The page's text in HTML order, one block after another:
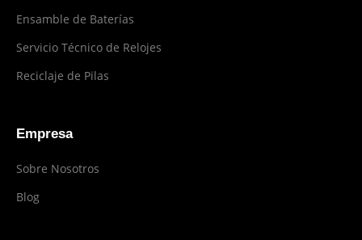
Ensamble de Baterías
Servicio Técnico de Relojes
Reciclaje de Pilas
Empresa
Sobre Nosotros
Blog